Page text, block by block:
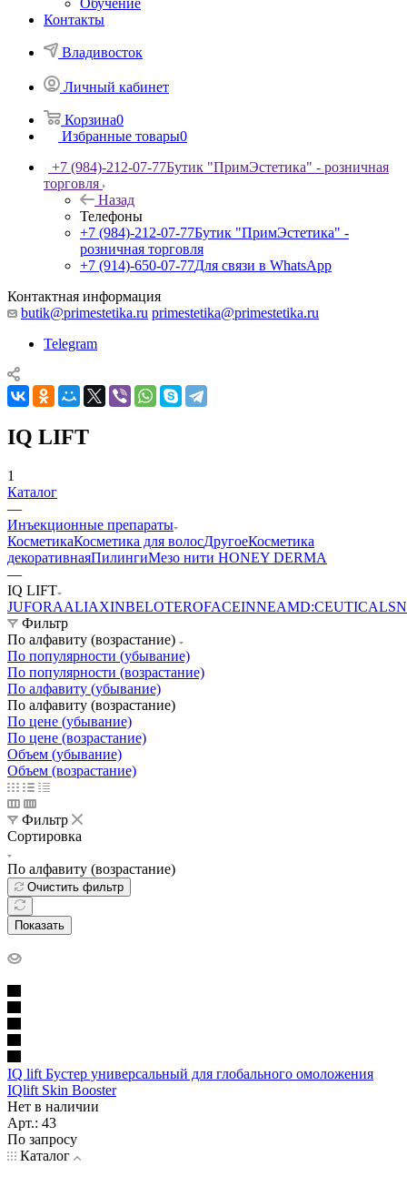
Обучение
Контакты
Владивосток
Личный кабинет
Корзина0
Избранные товары0
+7 (984)-212-07-77Бутик "ПримЭстетика" - розничная
торговля
Назад
Телефоны
+7 (984)-212-07-77Бутик "ПримЭстетика" -
розничная торговля
+7 (914)-650-07-77Для связи в WhatsApp
Контактная информация
butik@primestetika.ru primestetika@primestetika.ru
Telegram
IQ LIFT
1
Каталог
—
Инъекционные препараты
КосметикаКосметика для волосДругоеКосметика
декоративнаяПилингиМезо нити HONEY DERMA
—
IQ LIFT
JUFORAALIAXINBELOTEROFACEINNEAMD:CEUTICALS
Фильтр
По алфавиту (возрастание)
По популярности (убывание)
По популярности (возрастание)
По алфавиту (убывание)
По алфавиту (возрастание)
По цене (убывание)
По цене (возрастание)
Объем (убывание)
Объем (возрастание)
Фильтр
Сортировка
По алфавиту (возрастание)
Очистить фильтр
Показать
IQ lift Бустер универсальный для глобального омоложения
IQlift Skin Booster
Нет в наличии
Арт.: 43
По запросу
Каталог